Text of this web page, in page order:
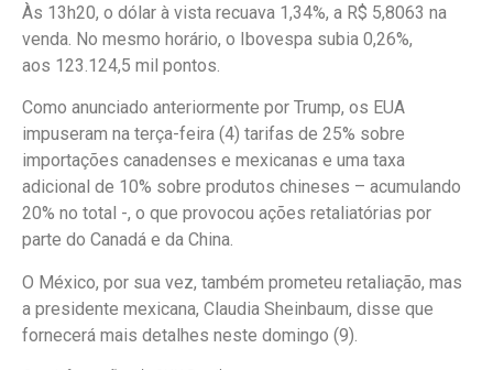
Às 13h20, o dólar à vista recuava 1,34%, a R$ 5,8063 na
venda. No mesmo horário, o Ibovespa subia 0,26%,
aos 123.124,5 mil pontos.
Como anunciado anteriormente por Trump, os EUA
impuseram na terça-feira (4) tarifas de 25% sobre
importações canadenses e mexicanas e uma taxa
adicional de 10% sobre produtos chineses – acumulando
20% no total -, o que provocou ações retaliatórias por
parte do Canadá e da China.
O México, por sua vez, também prometeu retaliação, mas
a presidente mexicana, Claudia Sheinbaum, disse que
fornecerá mais detalhes neste domingo (9).